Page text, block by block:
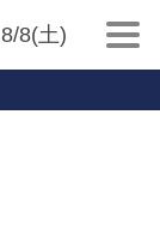
8/8(土)